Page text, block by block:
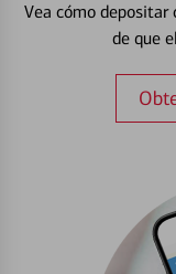
Vea cómo depositar
de que